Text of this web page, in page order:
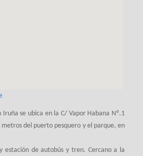
Iruña se ubica en la C/ Vapor Habana Nº.1
metros del puerto pesquero y el parque, en
estación de autobús y tren. Cercano a la